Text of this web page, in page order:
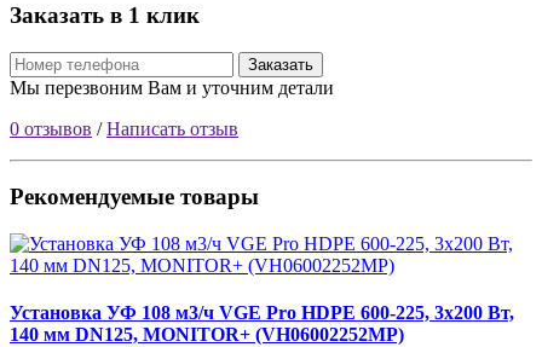
Заказать в 1 клик
Заказать
Мы перезвоним Вам и уточним детали
0 отзывов /Написать отзыв
Рекомендуемые товары
Установка УФ 108 м3/ч VGE Pro HDPE 600-225, 3x200 Вт,
140 мм DN125, MONITOR+ (VH06002252MP)